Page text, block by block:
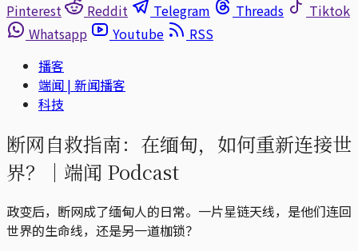
Pinterest
Reddit Telegram Threads
Tiktok
Whatsapp
Youtube
RSS
播客
端闻 | 新闻播客
科技
断网自救指南：在缅甸，如何重新连接世
界？｜端闻 Podcast
政变后，断网成了缅甸人的日常。一片星链天线，是他们连回
世界的生命线，还是另一道枷锁？